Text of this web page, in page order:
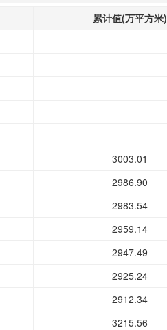
累计值(万平方米)
3003.01
2986.90
2983.54
2959.14
2947.49
2925.24
2912.34
3215.56